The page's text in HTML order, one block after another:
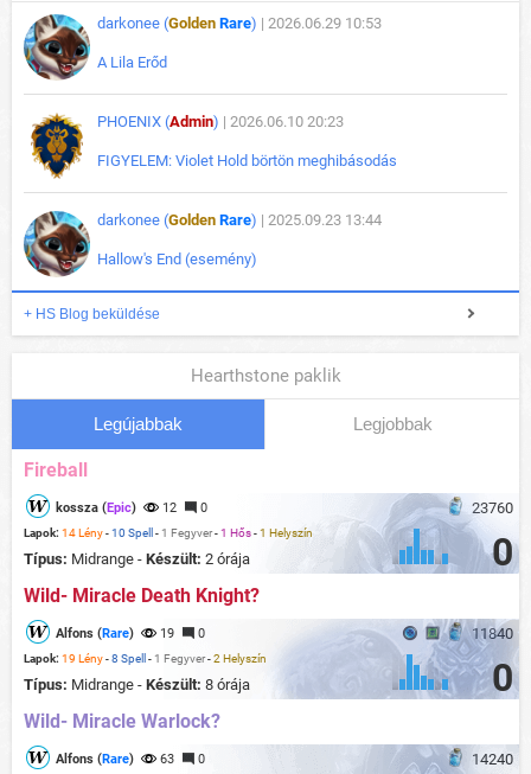
darkonee (Golden Rare) | 2026.06.29 10:53
A Lila Erőd
PHOENIX (Admin) | 2026.06.10 20:23
FIGYELEM: Violet Hold börtön meghibásodás
darkonee (Golden Rare) | 2025.09.23 13:44
Hallow's End (esemény)
+ HS Blog beküldése
Hearthstone paklik
Legújabbak Legjobbak
Fireball
23760
kossza (Epic) 12 0
Lapok: 14 Lény-10 Spell - 1 Fegyver-1 Hős-1 Helyszín
Típus: Midrange - Készült: 2 órája 0
Wild- Miracle Death Knight?
11840
Alfons (Rare) 19 0
Lapok: 19 Lény-8 Spell - 1 Fegyver-2 Helyszín
Típus: Midrange - Készült: 8 órája 0
Wild- Miracle Warlock?
14240
Alfons (Rare) 63 0